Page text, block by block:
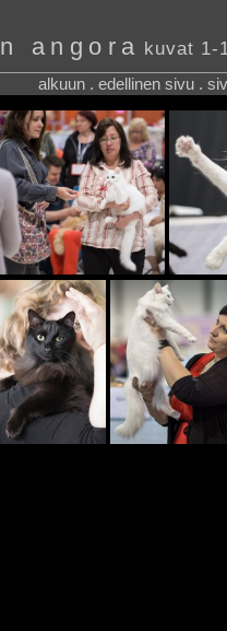
angora kuvat 1-
alkuun . edellinen sivu .